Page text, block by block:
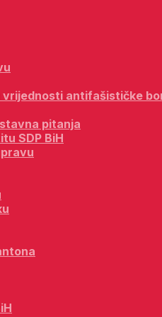
antifašističke
pitanja
SDP BiH